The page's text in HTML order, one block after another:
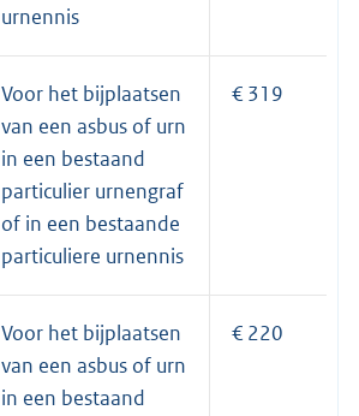
urnennis
Voor het bijplaatsen
van een asbus of urn
in een bestaand
particulier urnengraf
of in een bestaande
particuliere urnennis
€ 319
Voor het bijplaatsen
van een asbus of urn
in een bestaand
€ 220